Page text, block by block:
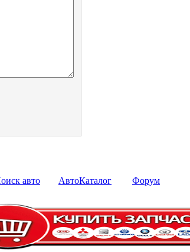
авто АвтоКаталог Форум